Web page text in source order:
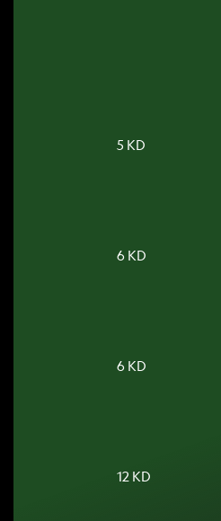
5 KD
6 KD
6 KD
12 KD